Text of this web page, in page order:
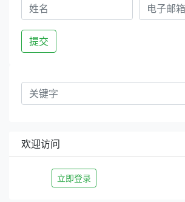
提交
欢迎访问
立即登录